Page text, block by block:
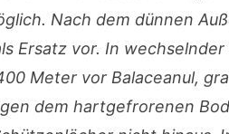
Nach dem dünnen
Ersatz vor. In
Meter vor Balaceanul,
dem hartgefrorenen